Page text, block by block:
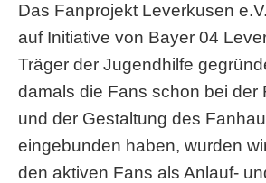
Das Fanprojekt Leverkusen
auf Initiative von Bayer 04
Träger der Jugendhilfe
damals die Fans schon bei der
und der Gestaltung des
eingebunden haben, wurden
den aktiven Fans als Anlauf-